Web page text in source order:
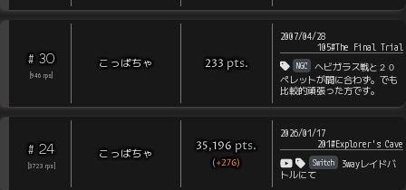
# 30
[946 rps
こっぱちゃ 233 pts.
2007/04/28
105#The Final Trial
NGC
ヘビガラス戦と２０
ペレットが間に合わず。でも
比較的頑張った方です。
# 24
3723 rps
こっぱちゃ 35,196 pts.
(+276)
2026/01/17
201#Explorer's Cave
Switch
3wayレイドバ
トルにて